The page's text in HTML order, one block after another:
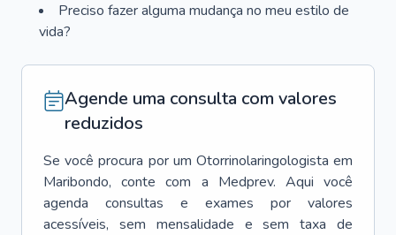
Preciso fazer alguma mudança no meu estilo de
vida?
Agende uma consulta com valores
reduzidos
Se você procura por um Otorrinolaringologista em
Maribondo, conte com a Medprev. Aqui você
agenda consultas e exames por valores
acessíveis, sem mensalidade e sem taxa de